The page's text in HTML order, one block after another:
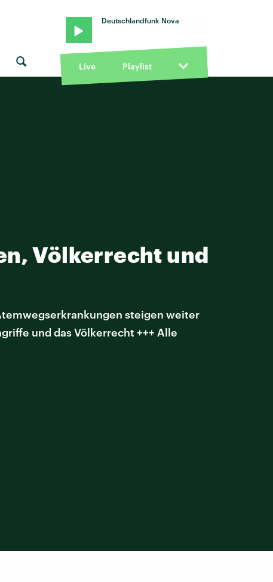
Deutschlandfunk Nova
Live Playlist
Völkerrecht und
steigen weiter
und das Völkerrecht +++ Alle